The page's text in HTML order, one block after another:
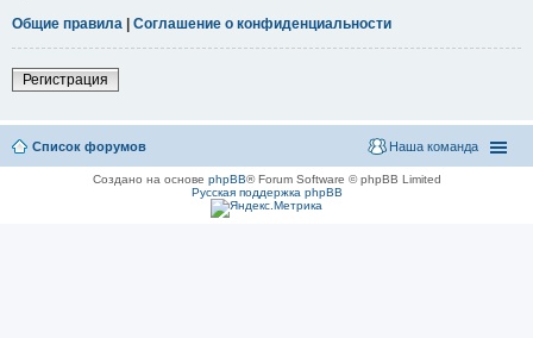
Общие правила | Соглашение о конфиденциальности
Регистрация
Список форумов Наша команда
Создано на основе phpBB® Forum Software © phpBB Limited
Русская поддержка phpBB